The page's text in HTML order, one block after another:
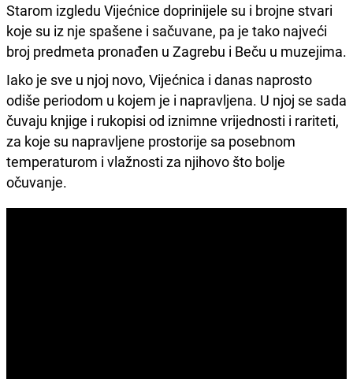
Starom izgledu Vijećnice doprinijele su i brojne stvari
koje su iz nje spašene i sačuvane, pa je tako najveći
broj predmeta pronađen u Zagrebu i Beču u muzejima.
Iako je sve u njoj novo, Vijećnica i danas naprosto
odiše periodom u kojem je i napravljena. U njoj se sada
čuvaju knjige i rukopisi od iznimne vrijednosti i rariteti,
za koje su napravljene prostorije sa posebnom
temperaturom i vlažnosti za njihovo što bolje
očuvanje.